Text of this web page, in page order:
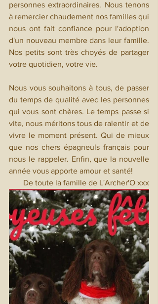
personnes extraordinaires. Nous tenons
à remercier chaudement nos familles qui
nous ont fait confiance pour l'adoption
d'un nouveau membre dans leur famille.
Nos petits sont très choyés de partager
votre quotidien, votre vie.
Nous vous souhaitons à tous, de passer
du temps de qualité avec les personnes
qui vous sont chères. Le temps passe si
vite, nous méritons tous de ralentir et de
vivre le moment présent. Qui de mieux
que nos chers épagneuls français pour
nous le rappeler. Enfin, que la nouvelle
année vous apporte amour et santé!
De toute la famille de L'Archer'O xxx